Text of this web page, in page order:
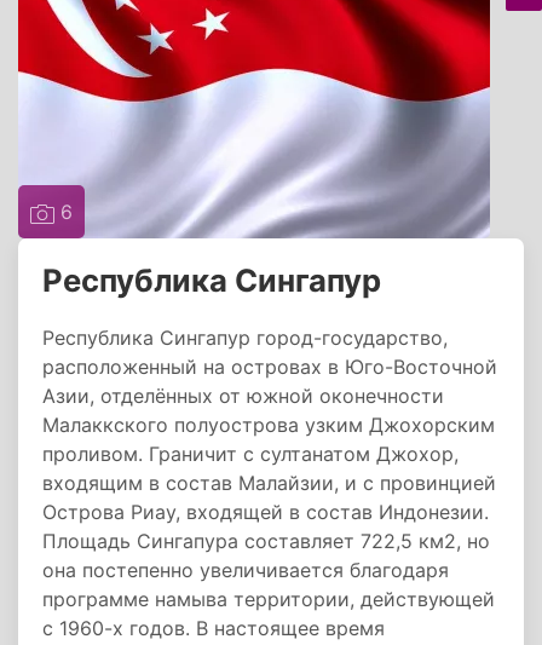
6
Республика Сингапур
Республика Сингапур город-государство,
расположенный на островах в Юго-Восточной
Азии, отделённых от южной оконечности
Малаккского полуострова узким Джохорским
проливом. Граничит с султанатом Джохор,
входящим в состав Малайзии, и с провинцией
Острова Риау, входящей в состав Индонезии.
Площадь Сингапура составляет 722,5 км2, но
она постепенно увеличивается благодаря
программе намыва территории, действующей
с 1960-х годов. В настоящее время